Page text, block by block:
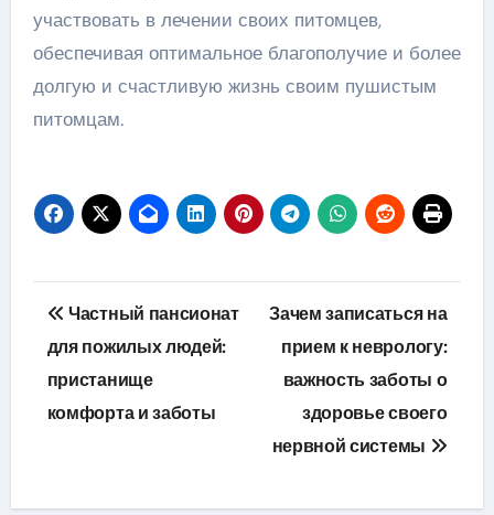
участвовать в лечении своих питомцев,
обеспечивая оптимальное благополучие и более
долгую и счастливую жизнь своим пушистым
питомцам.
Навигация
по
записям
Частный пансионат
для пожилых людей:
пристанище
комфорта и заботы
Зачем записаться на
прием к неврологу:
важность заботы о
здоровье своего
нервной системы